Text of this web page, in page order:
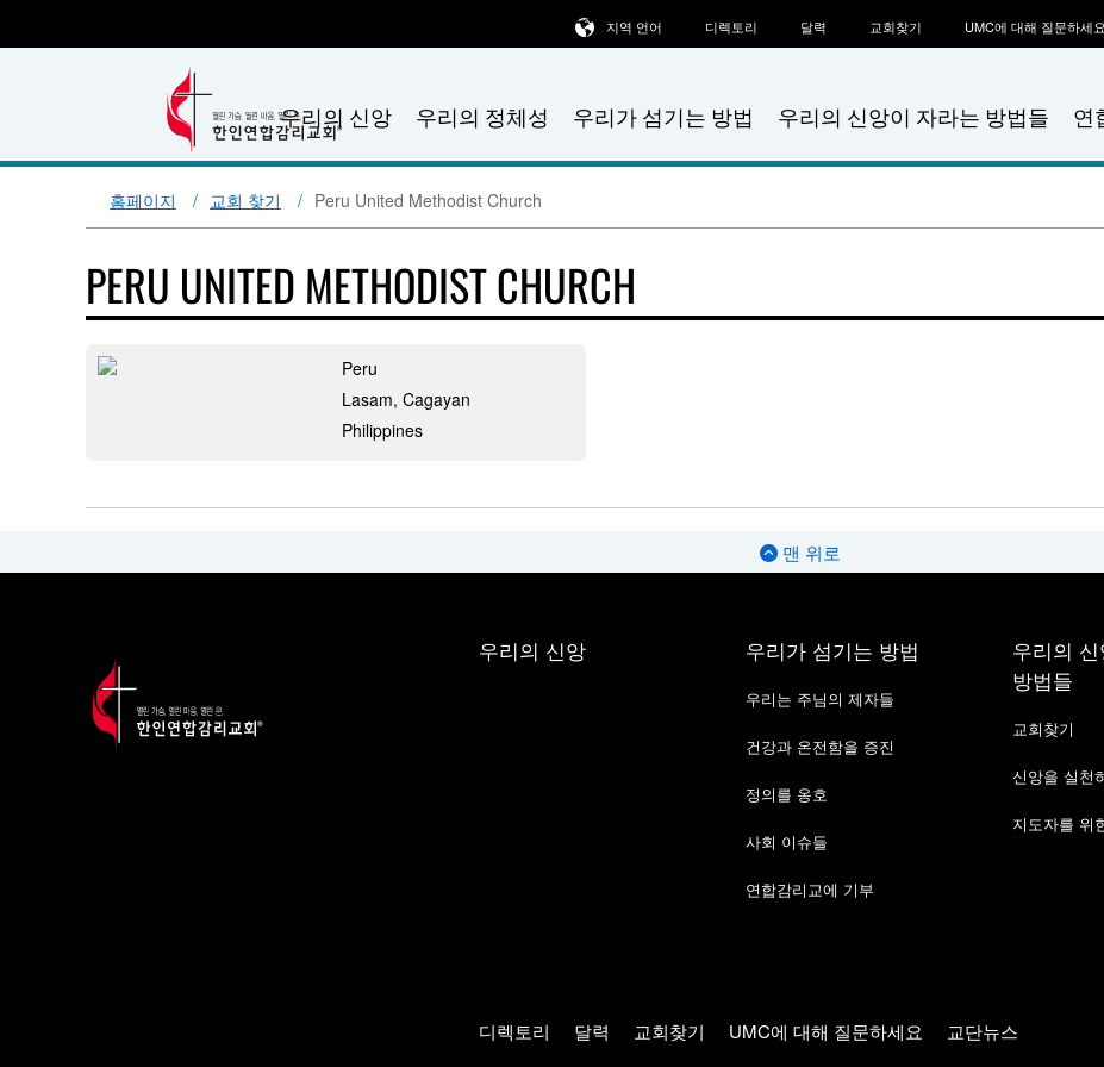
우리의 신앙 우리의 정체성 우리가 섬기는 방법 우리의 신앙이 자라는 방법들 연
지역 언어 디렉토리 달력 교회찾기 UMC에 대해 질문하세요
홈페이지 교회 찾기 Peru United Methodist Church
PERU UNITED METHODIST CHURCH
Peru
Lasam, Cagayan
Philippines
맨 위로
우리의 신앙 우리가 섬기는 방법
우리는 주님의 제자들
건강과 온전함을 증진
정의를 옹호
사회 이슈들
연합감리교에 기부
우리의
방법들
교회찾기
신앙을 실천
지도자를 위
디렉토리 달력 교회찾기 UMC에 대해 질문하세요 교단뉴스